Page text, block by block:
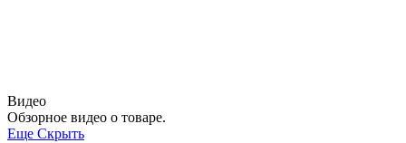
Видео
Обзорное видео о товаре.
Еще Скрыть